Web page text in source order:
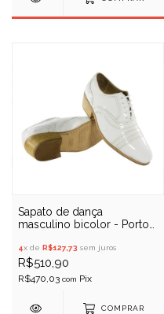
Sapato de dança
masculino bicolor - Porto
4x de R$127,73 sem juros
R$510,90
R$470,03 com
COMPRAR